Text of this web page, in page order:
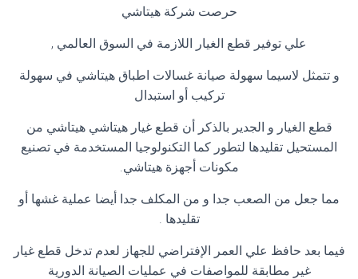
حرصت شركة هيتاشي
علي توفير قطع الغيار اللازمة في السوق العالمي ,
و تتمثل لاسيما سهولة صيانة غسالات اطباق هيتاشي في سهولة
تركيب أو استبدال
قطع الغيار و الجدير بالذكر أن قطع غيار هيتاشي هيتاشي من
المستحيل تقليدها لتطور كما التكنولوجيا المستخدمة في تصنيع
مكونات أجهزة هيتاشي.
مما جعل من الصعب جدا و من المكلف جدا أيضا عملية غشها أو
تقليدها .
فيما بعد حافظ علي العمر الإفتراضي للجهاز لعدم تدخل قطع غيار
غير مطابقة للمواصفات في عمليات الصيانة الدورية